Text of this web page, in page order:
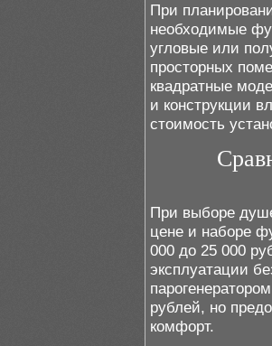
При
необходимые
угловые или
просторных
квадратные
и конструкции
стоимость
При выборе
цене и наборе
000 до 25 000
эксплуатации
рублей, но
комфорт.